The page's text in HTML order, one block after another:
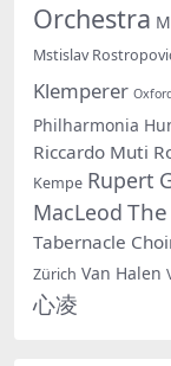
Orchestra
Mstislav
Klemperer
Philharmonia
Riccardo Muti
Kempe Rupert
MacLeod
Tabernacle
Zürich Van Halen
心凌